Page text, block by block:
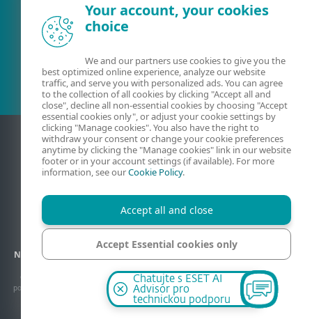
Kontakt Ochrana osobních údajů
Právní informace
Nahlášení zranitelností
© 1992 - 2026 ESET, spol. s r.o. - Všechna práva vyhrazena. Ochranné známky zde
použité jsou ochranné známky nebo registrované ochranné známky společnosti ESET,
spol. s r.o. nebo ESET North America. Všechny ostatní názvy a značky jsou
registrovanými ochrannými známkami příslušných společností.
Chatujte s ESET AI
Advisor pro
technickou podporu
Your account, your cookies
choice
We and our partners use cookies to give you the
best optimized online experience, analyze our website
traffic, and serve you with personalized ads. You can agree
to the collection of all cookies by clicking "Accept all and
close", decline all non-essential cookies by choosing "Accept
essential cookies only", or adjust your cookie settings by
clicking "Manage cookies". You also have the right to
withdraw your consent or change your cookie preferences
anytime by clicking the "Manage cookies" link in our website
footer or in your account settings (if available). For more
information, see ourCookie Policy.
Accept all and close
Accept Essential cookies only
Manage cookies